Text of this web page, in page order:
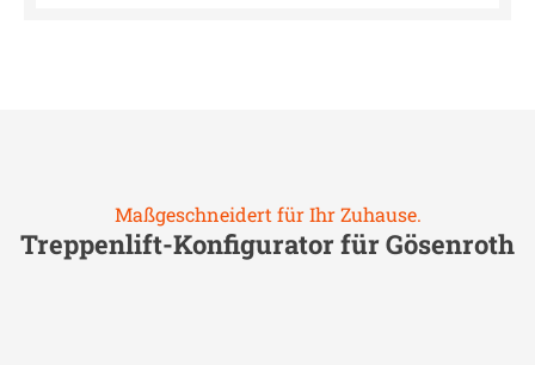
Maßgeschneidert für Ihr Zuhause.
Treppenlift-Konfigurator fürGösenroth